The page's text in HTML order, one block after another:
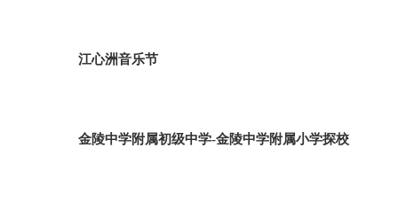
江心洲音乐节
金陵中学附属初级中学-金陵中学附属小学探校